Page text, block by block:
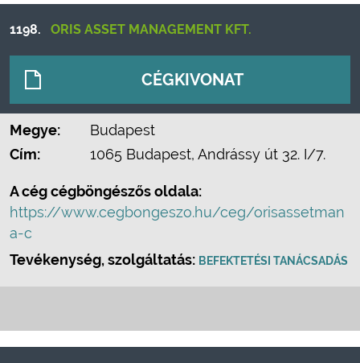
1198. ORIS ASSET MANAGEMENT KFT.
CÉGKIVONAT
Megye:
Budapest
Cím:
1065 Budapest, Andrássy út 32. I/7.
A cég cégböngészős oldala:
https://www.cegbongeszo.hu/ceg/orisassetman
a-c
Tevékenység, szolgáltatás: BEFEKTETÉSI TANÁCSADÁS